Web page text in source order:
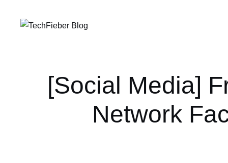
[Social Media]
Network